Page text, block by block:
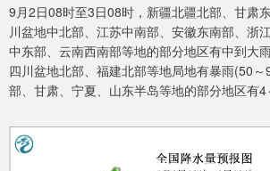
9月2日08时至3日08时，新疆北疆北部、甘肃
川盆地中北部、江苏中南部、安徽东南部、浙
中东部、云南西南部等地的部分地区有中到大
四川盆地北部、福建北部等地局地有暴雨(50
部、甘肃、宁夏、山东半岛等地的部分地区有4